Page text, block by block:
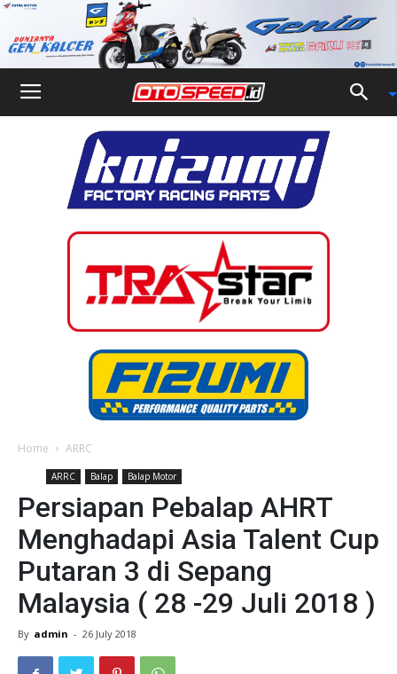
Home ARRC
ARRC Balap Balap Motor
Persiapan Pebalap AHRT
Menghadapi Asia Talent Cup
Putaran 3 di Sepang
Malaysia ( 28 -29 Juli 2018 )
By admin - 26 July 2018